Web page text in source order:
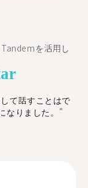
を活用し
て話すことはで
なりました。"